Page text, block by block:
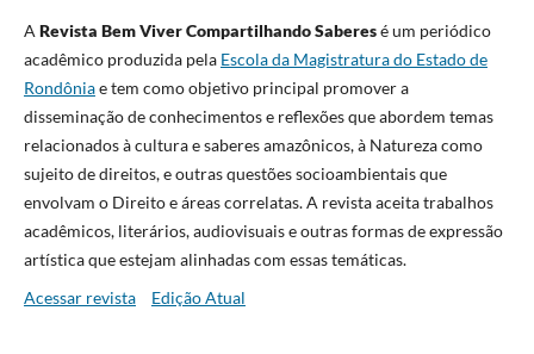
A Revista Bem Viver Compartilhando Saberesé um periódico
acadêmico produzida pela Escola da Magistratura do Estado de
Rondôniae tem como objetivo principal promover a
disseminação de conhecimentos e reflexões que abordem temas
relacionados à cultura e saberes amazônicos, à Natureza como
sujeito de direitos, e outras questões socioambientais que
envolvam o Direito e áreas correlatas. A revista aceita trabalhos
acadêmicos, literários, audiovisuais e outras formas de expressão
artística que estejam alinhadas com essas temáticas.
Acessar revista
Edição Atual